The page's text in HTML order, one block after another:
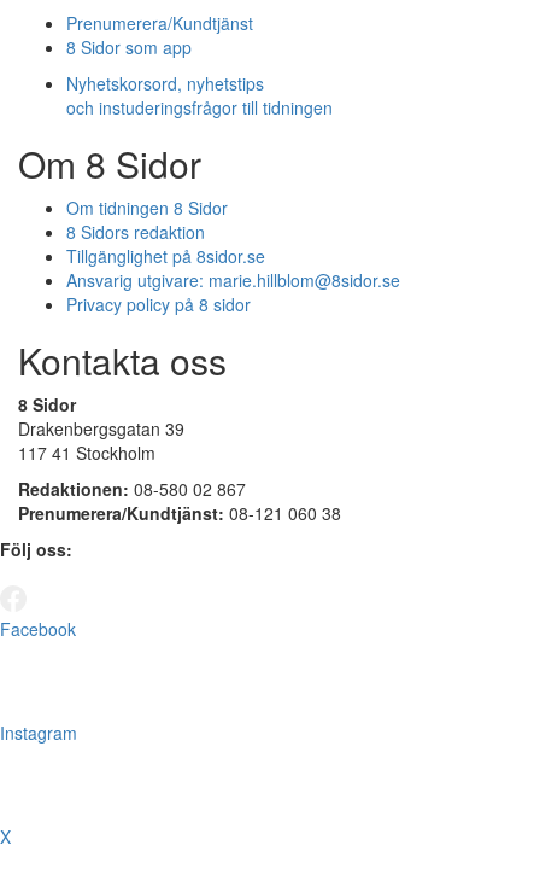
Prenumerera/Kundtjänst
8 Sidor som app
Nyhetskorsord, nyhetstips
och instuderingsfrågor till tidningen
Om 8 Sidor
Om tidningen 8 Sidor
8 Sidors redaktion
Tillgänglighet på 8sidor.se
Ansvarig utgivare: marie.hillblom@8sidor.se
Privacy policy på 8 sidor
Kontakta oss
8 Sidor
Drakenbergsgatan 39
117 41 Stockholm
Redaktionen: 08-580 02 867
Prenumerera/Kundtjänst: 08-121 060 38
Följ oss:
Facebook
Instagram
X